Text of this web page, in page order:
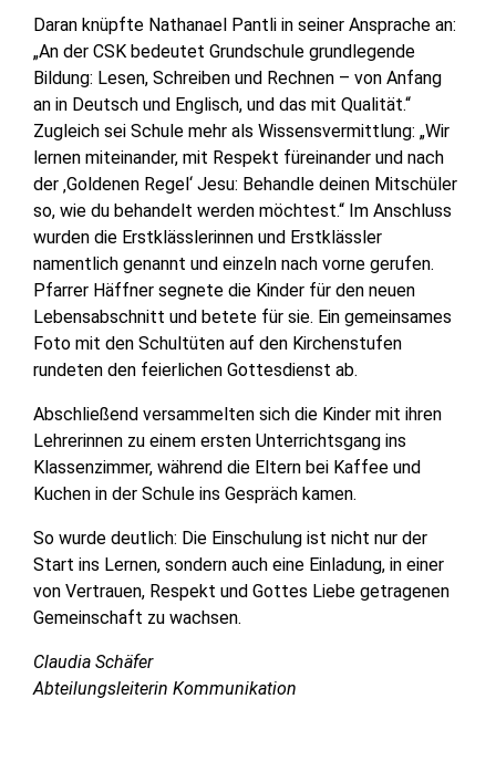
Daran knüpfte Nathanael Pantli in seiner Ansprache an:
„An der CSK bedeutet Grundschule grundlegende
Bildung: Lesen, Schreiben und Rechnen – von Anfang
an in Deutsch und Englisch, und das mit Qualität.“
Zugleich sei Schule mehr als Wissensvermittlung: „Wir
lernen miteinander, mit Respekt füreinander und nach
der ‚Goldenen Regel‘ Jesu: Behandle deinen Mitschüler
so, wie du behandelt werden möchtest.“ Im Anschluss
wurden die Erstklässlerinnen und Erstklässler
namentlich genannt und einzeln nach vorne gerufen.
Pfarrer Häffner segnete die Kinder für den neuen
Lebensabschnitt und betete für sie. Ein gemeinsames
Foto mit den Schultüten auf den Kirchenstufen
rundeten den feierlichen Gottesdienst ab.
Abschließend versammelten sich die Kinder mit ihren
Lehrerinnen zu einem ersten Unterrichtsgang ins
Klassenzimmer, während die Eltern bei Kaffee und
Kuchen in der Schule ins Gespräch kamen.
So wurde deutlich: Die Einschulung ist nicht nur der
Start ins Lernen, sondern auch eine Einladung, in einer
von Vertrauen, Respekt und Gottes Liebe getragenen
Gemeinschaft zu wachsen.
Claudia Schäfer
Abteilungsleiterin Kommunikation